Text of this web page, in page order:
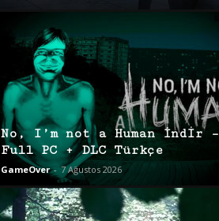
No, I’m not a Human İndir –
Full PC + DLC Türkçe
GameOver - 7 Ağustos 2026